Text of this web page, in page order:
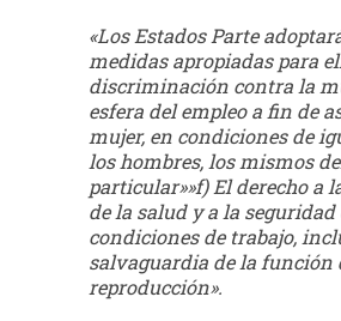
«Los Estados Parte
medidas apropiadas para
discriminación contra la
esfera del empleo a fin de
mujer, en condiciones de
los hombres, los mismos
particular»»f) El derecho a
de la salud y a la seguridad
condiciones de trabajo,
salvaguardia de la función
reproducción».